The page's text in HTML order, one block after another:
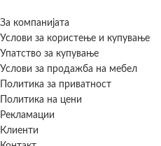
За компанијата
Услови за користење и купување
Упатство за купување
Услови за продажба на мебел
Политика за приватност
Политика на цени
Рекламации
Клиенти